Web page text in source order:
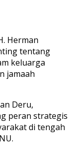
Deru,
peran strategis
di tengah